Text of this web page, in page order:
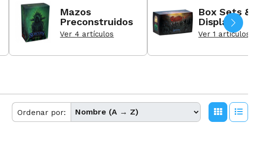
Mazos
Preconstruidos
Ver 4 artículos
Box Sets &
Displays
Ver 1 artículos
Ordenar por: